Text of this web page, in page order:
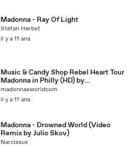
Madonna - Ray Of Light
Stefan Herbst
il y a 11 ans
Music & Candy Shop Rebel Heart Tour
Madonna in Philly (HD) by
Madonnasworld.com
madonnasworldcom
il y a 11 ans
Madonna - Drowned World (Video
Remix by Julio Skov)
Narcissus